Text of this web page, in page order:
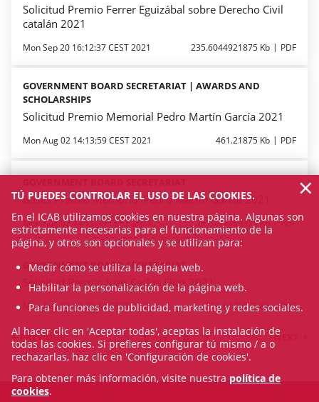
Solicitud Premio Ferrer Eguizábal sobre Derecho Civil
catalán 2021
Mon Sep 20 16:12:37 CEST 2021 235.6044921875 Kb PDF
GOVERNMENT BOARD SECRETARIAT | AWARDS AND
SCHOLARSHIPS
Solicitud Premio Memorial Pedro Martín García 2021
Mon Aug 02 14:13:59 CEST 2021 461.21875 Kb PDF
Bases Premio Memorial Pedro Martín García 2021
Mon Aug 02 14:11:38 CEST 2021 267.193359375 Kb PDF
GOVERNMENT BOARD SECRETARIAT
Solicitud Premio Juan Carlos Elías 2021
Mon Aug 02 13:23:13 CEST 2021 551.6171875 Kb PDF
PREVIOUS 5 6 7 8 9 NEXT
TÚ PUEDES CONTROLAR EL USO DE LAS COOKIES.
En el ICAB utilizamos cookies en nuestra página. Algunas son
estrictamente necesarias para el funcionamiento de la
página, y otros son opcionales y se utilizan para:
Medir cómo se utiliza la página web.
Habilitar la personalización de la página web.
Para funciones de publicidad, marketing y redes sociales.
Al hacer clic en 'Aceptar todas', aceptas la instalación de
todas las cookies. Si prefieres configurar tú mismo / a o
rechazarlas, haz clic en 'Configuración de cookies'.
Para obtener más información, visite nuestra política de
cookies.
×